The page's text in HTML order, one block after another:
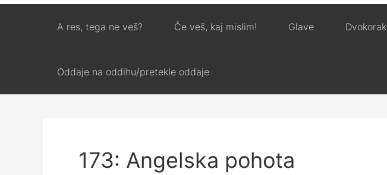
A res, tega ne veš? Če veš, kaj mislim! Glave Dvokorak
Oddaje na oddihu/pretekle oddaje
173: Angelska pohota